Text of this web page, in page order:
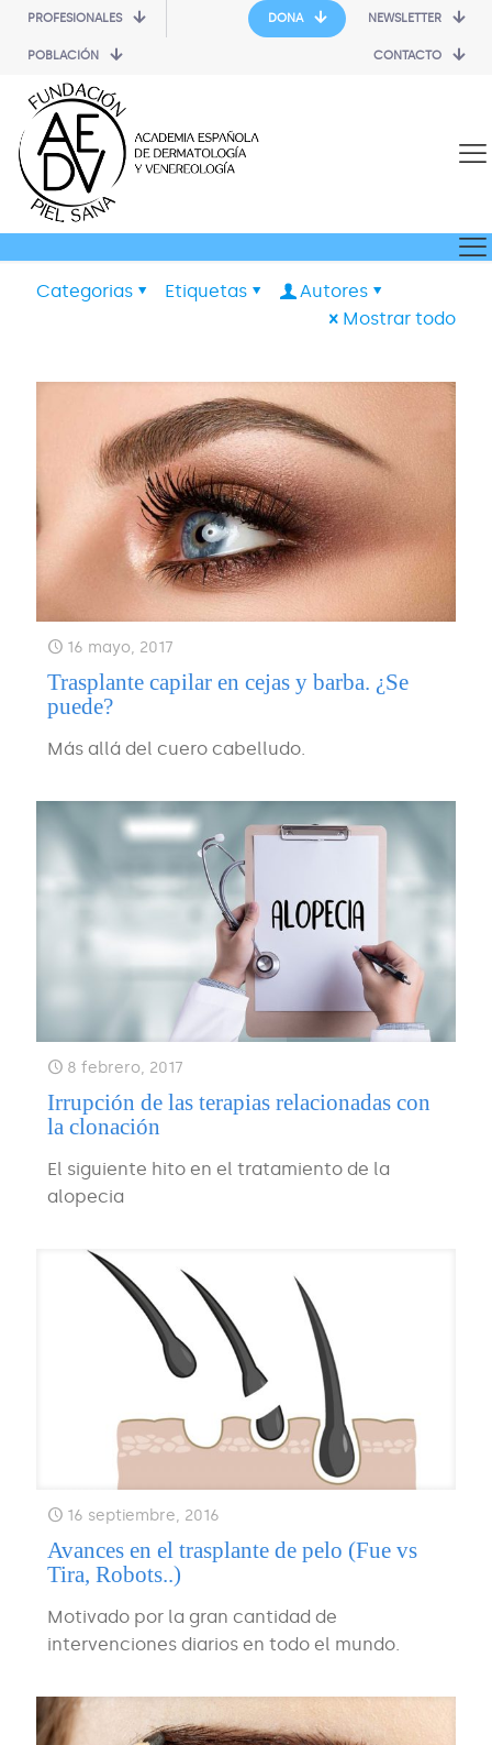
PROFESIONALES
POBLACIÓN
DONA NEWSLETTER
CONTACTO
Categorias Etiquetas
Autores
Mostrar todo
16 mayo, 2017
Trasplante capilar en cejas y barba. ¿Se
puede?
Más allá del cuero cabelludo.
8 febrero, 2017
Irrupción de las terapias relacionadas con
la clonación
El siguiente hito en el tratamiento de la
alopecia
16 septiembre, 2016
Avances en el trasplante de pelo (Fue vs
Tira, Robots..)
Motivado por la gran cantidad de
intervenciones diarios en todo el mundo.